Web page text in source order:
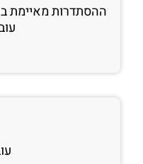
ההסתדרות מאיימת